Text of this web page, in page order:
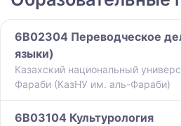
6B02304 Переводческое
языки)
Казахский национальный
Фараби (КазНУ им. аль-Фараби)
6B03104 Культурология